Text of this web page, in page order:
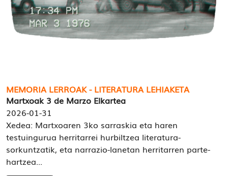
MEMORIA LERROAK - LITERATURA LEHIAKETA
Martxoak 3 de Marzo Elkartea
2026-01-31
Xedea: Martxoaren 3ko sarraskia eta haren
testuingurua herritarrei hurbiltzea literatura-
sorkuntzatik, eta narrazio-lanetan herritarren parte-
hartzea...